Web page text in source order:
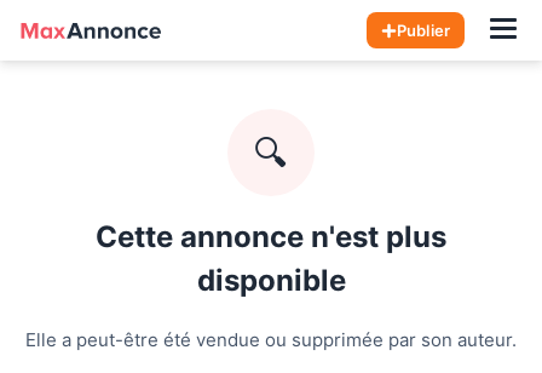
Publier
🔍
Cette annonce n'est plus
disponible
Elle a peut-être été vendue ou supprimée par son auteur.